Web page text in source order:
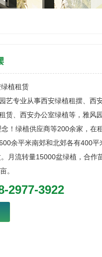
植租赁
艺专业从事西安绿植租摆、西
赁、西安办公室绿植等，雅风
念！绿植供应商等200余家，在
余平米南郊和北郊各有400
月流转量15000盆绿植，合作
。
2977-3922